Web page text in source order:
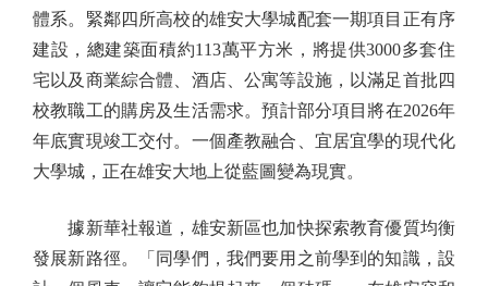
體系。緊鄰四所高校的雄安大學城配套一期項目正有序
建設，總建築面積約113萬平方米，將提供3000多套住
宅以及商業綜合體、酒店、公寓等設施，以滿足首批四
校教職工的購房及生活需求。預計部分項目將在2026年
年底實現竣工交付。一個產教融合、宜居宜學的現代化
大學城，正在雄安大地上從藍圖變為現實。
據新華社報道，雄安新區也加快探索教育優質均衡
發展新路徑。「同學們，我們要用之前學到的知識，設